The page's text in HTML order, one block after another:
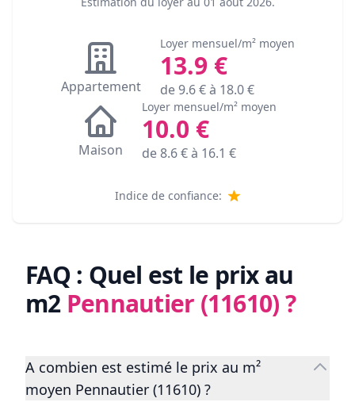
Appartement
Loyer mensuel/m² moyen
13.9 €
de9.6€ à 18.0€
Maison
Loyer mensuel/m² moyen
10.0 €
de8.6€ à 16.1 €
Indice de confiance:
FAQ : Quel est le prix au
m2 Pennautier (11610)?
A combien est estimé le prix au m²
moyen Pennautier (11610) ?